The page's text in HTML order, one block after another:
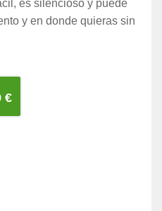
es silencioso y puede
y en donde quieras sin
€